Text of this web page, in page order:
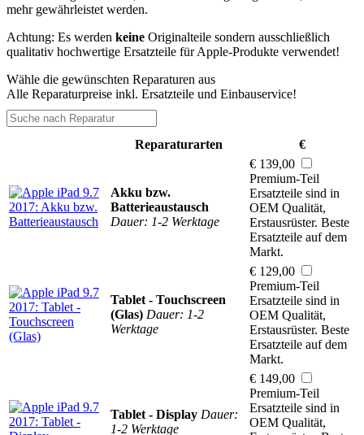
mehr gewährleistet werden.
Achtung: Es werden keine Originalteile sondern ausschließlich
qualitativ hochwertige Ersatzteile für Apple-Produkte verwendet!
Wähle die gewünschten Reparaturen aus
Alle Reparaturpreise inkl. Ersatzteile und Einbauservice!
Reparaturarten €
Akku bzw.
Batterieaustausch
Dauer: 1-2 Werktage
€ 139,00
Premium-Teil
Ersatzteile sind in
OEM Qualität,
Erstausrüster. Beste
Ersatzteile auf dem
Markt.
Tablet - Touchscreen
(Glas) Dauer: 1-2
Werktage
€ 129,00
Premium-Teil
Ersatzteile sind in
OEM Qualität,
Erstausrüster. Beste
Ersatzteile auf dem
Markt.
Tablet - Display Dauer:
1-2 Werktage
€ 149,00
Premium-Teil
Ersatzteile sind in
OEM Qualität,